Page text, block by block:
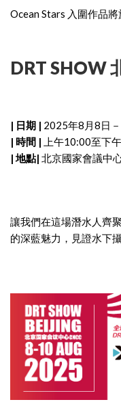
Ocean Stars 入圍作品
DRT SHOW
| 日期 | 2025年8月8日
| 時間 | 上午10:00至下
| 地點| 北京國家會議中
讓我們在這場潛水人齊
的深藍魅力，見證水下